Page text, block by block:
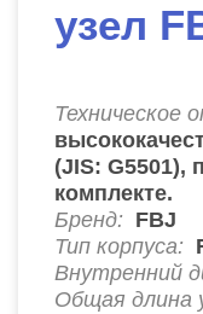
узел
Техническое
(JIS: G5501),
комплекте.
Бренд: FBJ
Тип корпуса:
Внутренний
Общая длина